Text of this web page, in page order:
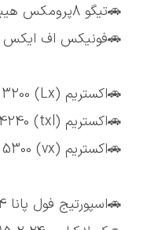
🚗تیگو 8پرومکس هیبرید نیوفیس عدم موجودی فعلی
🚗فونیکس اف ایکس 2710
🚗اکستریم (Lx) 3200
🚗اکستریم (txl) 4240
🚗اکستریم (vx) 5300
🚗اسپورتیج فول پانا ۲۰۲۴ 5910